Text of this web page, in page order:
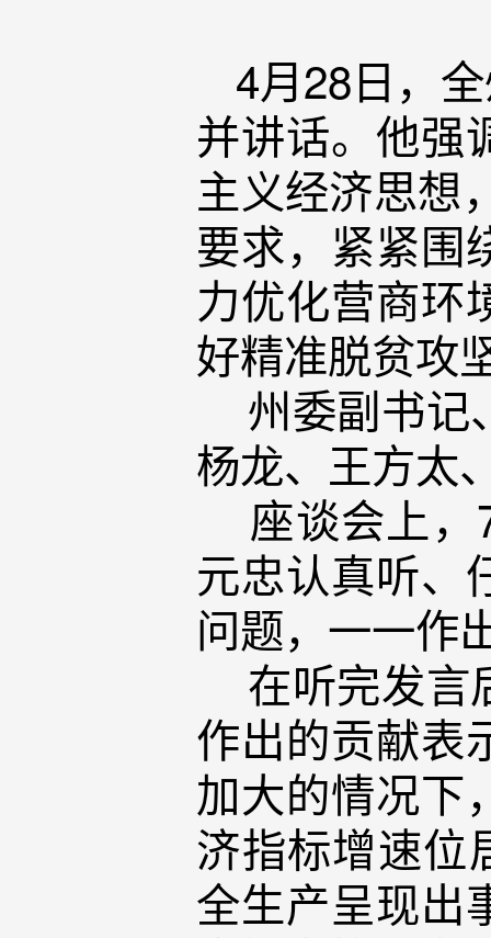
4月28日，
并讲话。他强
主义经济思想
要求，紧紧围
力优化营商环
好精准脱贫攻
州委副书记
杨龙、王方太
座谈会上，
元忠认真听、
问题，一一作
在听完发言
作出的贡献表
加大的情况下
济指标增速位
全生产呈现出